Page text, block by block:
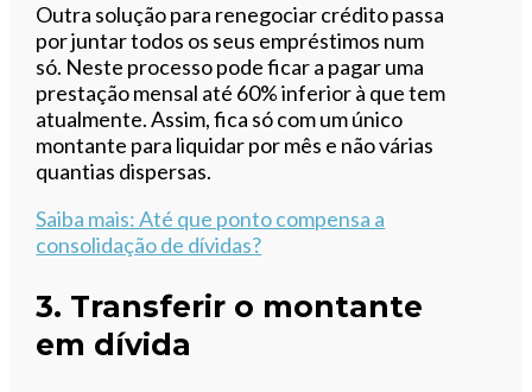
Outra solução para renegociar crédito passa
por juntar todos os seus empréstimos num
só. Neste processo pode ficar a pagar uma
prestação mensal até 60% inferior à que tem
atualmente. Assim, fica só com um único
montante para liquidar por mês e não várias
quantias dispersas.
Saiba mais: Até que ponto compensa a
consolidação de dívidas?
3. Transferir o montante
em dívida